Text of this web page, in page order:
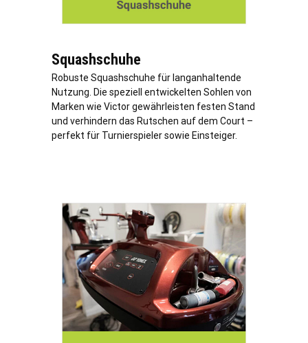
Squashschuhe
Robuste Squashschuhe für langanhaltende
Nutzung. Die speziell entwickelten Sohlen von
Marken wie Victor gewährleisten festen Stand
und verhindern das Rutschen auf dem Court –
perfekt für Turnierspieler sowie Einsteiger.